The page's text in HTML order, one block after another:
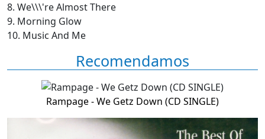
8. We\\\'re Almost There
9. Morning Glow
10. Music And Me
Recomendamos
Rampage - We Getz Down (CD SINGLE)